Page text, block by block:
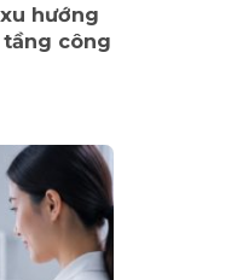
hướng
công